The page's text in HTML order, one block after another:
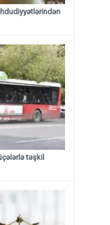
təşkil